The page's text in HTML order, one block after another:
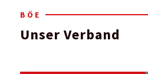
BÖE
Unser Verband